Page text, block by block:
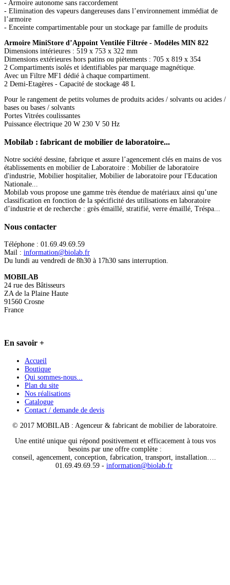
- Armoire autonome sans raccordement
- Elimination des vapeurs dangereuses dans l’environnement immédiat de
l’armoire
- Enceinte compartimentable pour un stockage par famille de produits
Armoire MiniStore d’Appoint Ventilée Filtrée - Modèles MIN 822
Dimensions intérieures : 519 x 753 x 322 mm
Dimensions extérieures hors patins ou piètements : 705 x 819 x 354
2 Compartiments isolés et identifiables par marquage magnétique.
Avec un Filtre MF1 dédié à chaque compartiment.
2 Demi-Etagères - Capacité de stockage 48 L
Pour le rangement de petits volumes de produits acides / solvants ou acides /
bases ou bases / solvants
Portes Vitrées coulissantes
Puissance électrique 20 W 230 V 50 Hz
Mobilab : fabricant de mobilier de laboratoire...
Notre société dessine, fabrique et assure l’agencement clés en mains de vos
établissements en mobilier de Laboratoire : Mobilier de laboratoire
d'industrie, Mobilier hospitalier, Mobilier de laboratoire pour l'Education
Nationale...
Mobilab vous propose une gamme très étendue de matériaux ainsi qu’une
classification en fonction de la spécificité des utilisations en laboratoire
d’industrie et de recherche : grès émaillé, stratifié, verre émaillé, Tréspa...
Nous contacter
Téléphone : 01.69.49.69.59
Mail : information@biolab.fr
Du lundi au vendredi de 8h30 à 17h30 sans interruption.
MOBILAB
24 rue des Bâtisseurs
ZA de la Plaine Haute
91560 Crosne
France
En savoir +
Accueil
Boutique
Qui sommes-nous...
Plan du site
Nos réalisations
Catalogue
Contact / demande de devis
© 2017 MOBILAB : Agenceur & fabricant de mobilier de laboratoire.
Une entité unique qui répond positivement et efficacement à tous vos
besoins par une offre complète :
conseil, agencement, conception, fabrication, transport, installation….
01.69.49.69.59 - information@biolab.fr